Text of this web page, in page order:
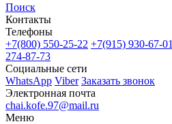
Поиск
Контакты
Телефоны
+7(800) 550-25-22 +7(915) 930-67-01
274-87-73
Социальные сети
WhatsApp Viber Заказать звонок
Электронная почта
chai.kofe.97@mail.ru
Меню